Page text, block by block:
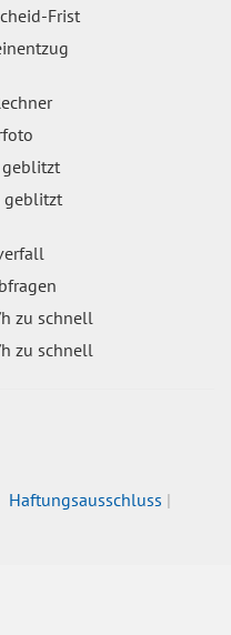
Frist
geblitzt
zu schnell
zu schnell
Haftungsausschluss